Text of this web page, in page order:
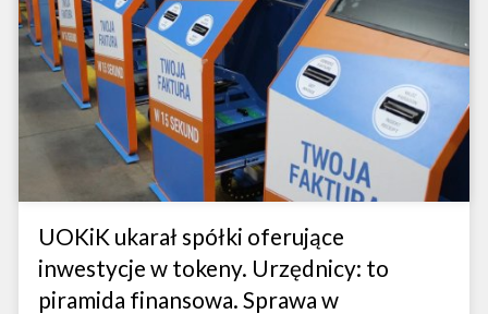
UOKiK ukarał spółki oferujące
inwestycje w tokeny. Urzędnicy: to
piramida finansowa. Sprawa w